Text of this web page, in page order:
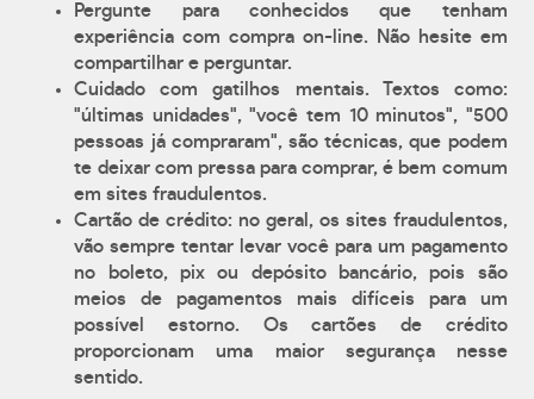
Pergunte para conhecidos que tenham
experiência com compra on-line. Não hesite em
compartilhar e perguntar.
Cuidado com gatilhos mentais. Textos como:
"últimas unidades", "você tem 10 minutos", "500
pessoas já compraram", são técnicas, que podem
te deixar com pressa para comprar, é bem comum
em sites fraudulentos.
Cartão de crédito: no geral, os sites fraudulentos,
vão sempre tentar levar você para um pagamento
no boleto, pix ou depósito bancário, pois são
meios de pagamentos mais difíceis para um
possível estorno. Os cartões de crédito
proporcionam uma maior segurança nesse
sentido.